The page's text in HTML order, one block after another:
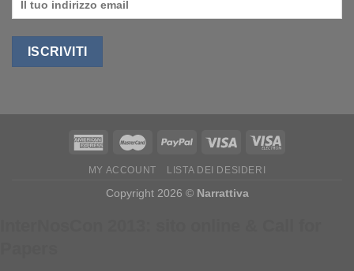
MY ACCOUNT LISTA DEI DESIDERI
Copyright 2026 © Narrattiva